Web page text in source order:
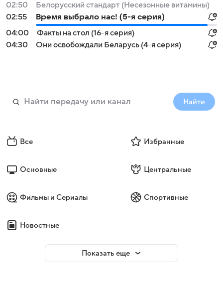
02:50
Белорусский стандарт (Несезонные витамины)
02:55
Время выбрало нас! (5-я серия)
04:00
Факты на стол (16-я серия)
04:30
Они освобождали Беларусь (4-я серия)
Найти
Все Избранные
Основные Центральные
Фильмы и Сериалы Спортивные
Новостные
Показать еще